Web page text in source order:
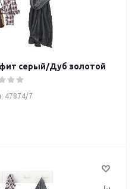
серый/Дуб золотой
47874/7